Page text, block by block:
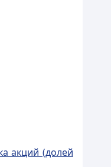
акций (долей